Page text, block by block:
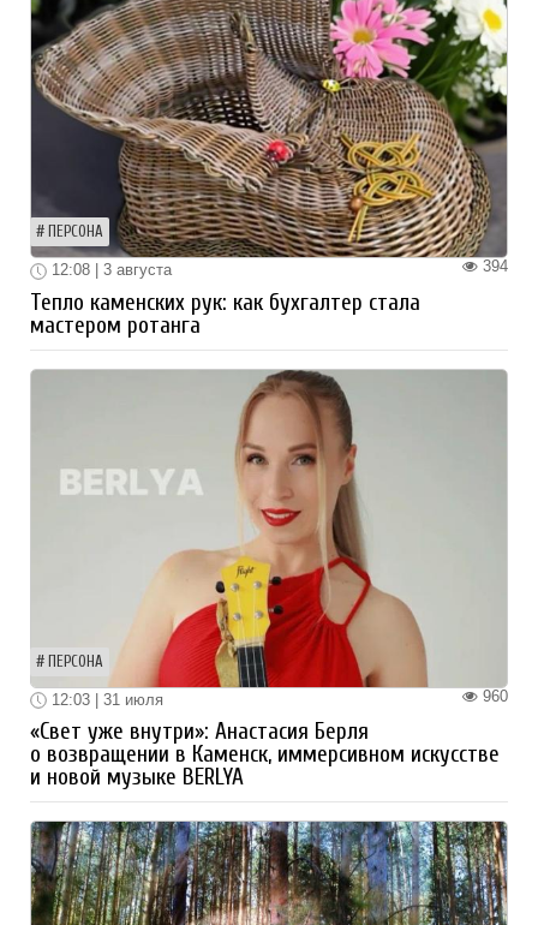
ПЕРСОНА
394
12:08 | 3 августа
Тепло каменских рук: как бухгалтер стала
мастером ротанга
ПЕРСОНА
960
12:03 | 31 июля
«Свет уже внутри»: Анастасия Берля
о возвращении в Каменск, иммерсивном искусстве
и новой музыке BERLYA